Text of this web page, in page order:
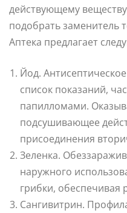
действующему
подобрать заменитель
Аптека предлагает
Йод.
список показаний,
папилломами.
подсушивающее
присоединения
Зеленка.
наружного
грибки, обеспечивая
Сангивитрин.